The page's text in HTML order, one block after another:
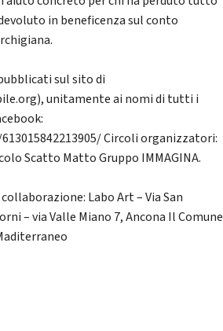
in beneficenza sul conto
sul sito di
unitamente ai nomi di tutti i
Circoli organizzatori:
Scatto Matto Gruppo IMMAGINA.
Labo Art – Via San
– via Valle Miano 7, Ancona Il Comune